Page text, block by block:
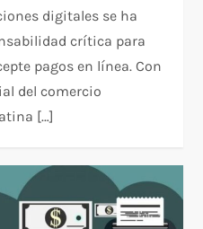
digitales se ha
crítica para
pagos en línea. Con
del comercio
[…]